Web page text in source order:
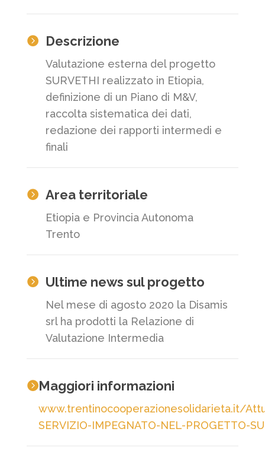
 Descrizione
Valutazione esterna del progetto
SURVETHI realizzato in Etiopia,
definizione di un Piano di M&V,
raccolta sistematica dei dati,
redazione dei rapporti intermedi e
finali
 Area territoriale
Etiopia e Provincia Autonoma
Trento
 Ultime news sul progetto
Nel mese di agosto 2020 la Disamis
srl ha prodotti la Relazione di
Valutazione Intermedia
Maggiori informazioni
www.trentinocooperazionesolidarieta.it/
SERVIZIO-IMPEGNATO-NEL-PROGETTO-